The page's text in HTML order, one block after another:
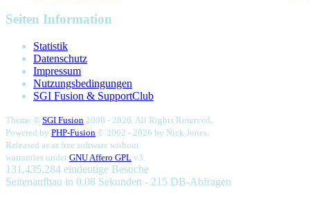
Seiten Information
Statistik
Datenschutz
Impressum
Nutzungsbedingungen
SGI Fusion & SupportClub
Theme © SGI Fusion 2008 - 2026. All Rights Reserved.
Powered by PHP-Fusion © 2002 - 2026 by Nick Jones.
Released as as free software without
warranties under GNU Affero GPL v3.
131,435,284 eindeutige Besuche
Seitenaufbau in 0.08 Sekunden - 215 DB-Abfragen